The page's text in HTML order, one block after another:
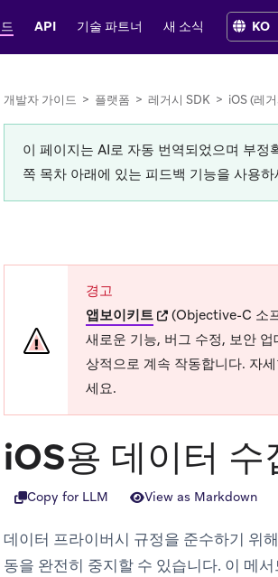
API 기술 파트너 새 소식
개발자 가이드 > 플랫폼 > 레거시 SDK > iOS (레
이 페이지는 AI로 자동 번역되었으며 부
쪽 목차 아래에 있는 피드백 기능을 사용하
경고
앱보이키트(opens in new tab)
(Objective-C 소
새로운 기능, 버그 수정, 보안
상적으로 계속 작동합니다. 자
세요.
iOS용 데이터 수
Copy for LLM View as Markdown
데이터 프라이버시 규정을 준수하기 위해
동을 완전히 중지할 수 있습니다. 이 메